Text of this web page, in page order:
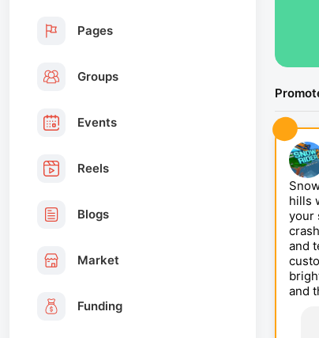
Pages
Groups
Events
Reels
Blogs
Market
Funding
hills
your
and
and